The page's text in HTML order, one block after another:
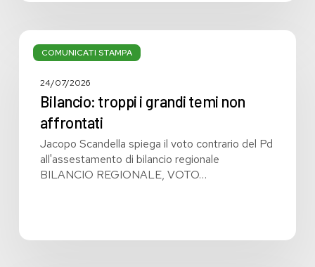
COMUNICATI STAMPA
Bilancio:
troppi
grandi
affrontati
24/07/2026
Bilancio: troppi i grandi temi non
affrontati
Jacopo Scandella spiega il voto contrario del Pd
all'assestamento di bilancio regionale
BILANCIO REGIONALE, VOTO…